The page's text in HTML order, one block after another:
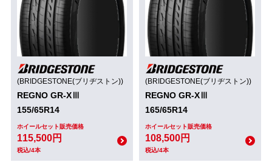
(BRIDGESTONE(ブリヂストン))
REGNO GR-XⅢ
155/65R14
ホイールセット販売価格
115,500円
税込/4本
(BRIDGESTONE(ブリヂストン))
REGNO GR-XⅢ
165/65R14
ホイールセット販売価格
108,500円
税込/4本